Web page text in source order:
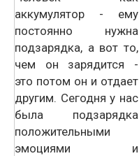
аккумулятор - ему
постоянно нужна
подзарядка, а вот то,
чем он зарядится -
это потом он и отдает
другим. Сегодня у нас
была подзарядка
положительными
эмоциями и